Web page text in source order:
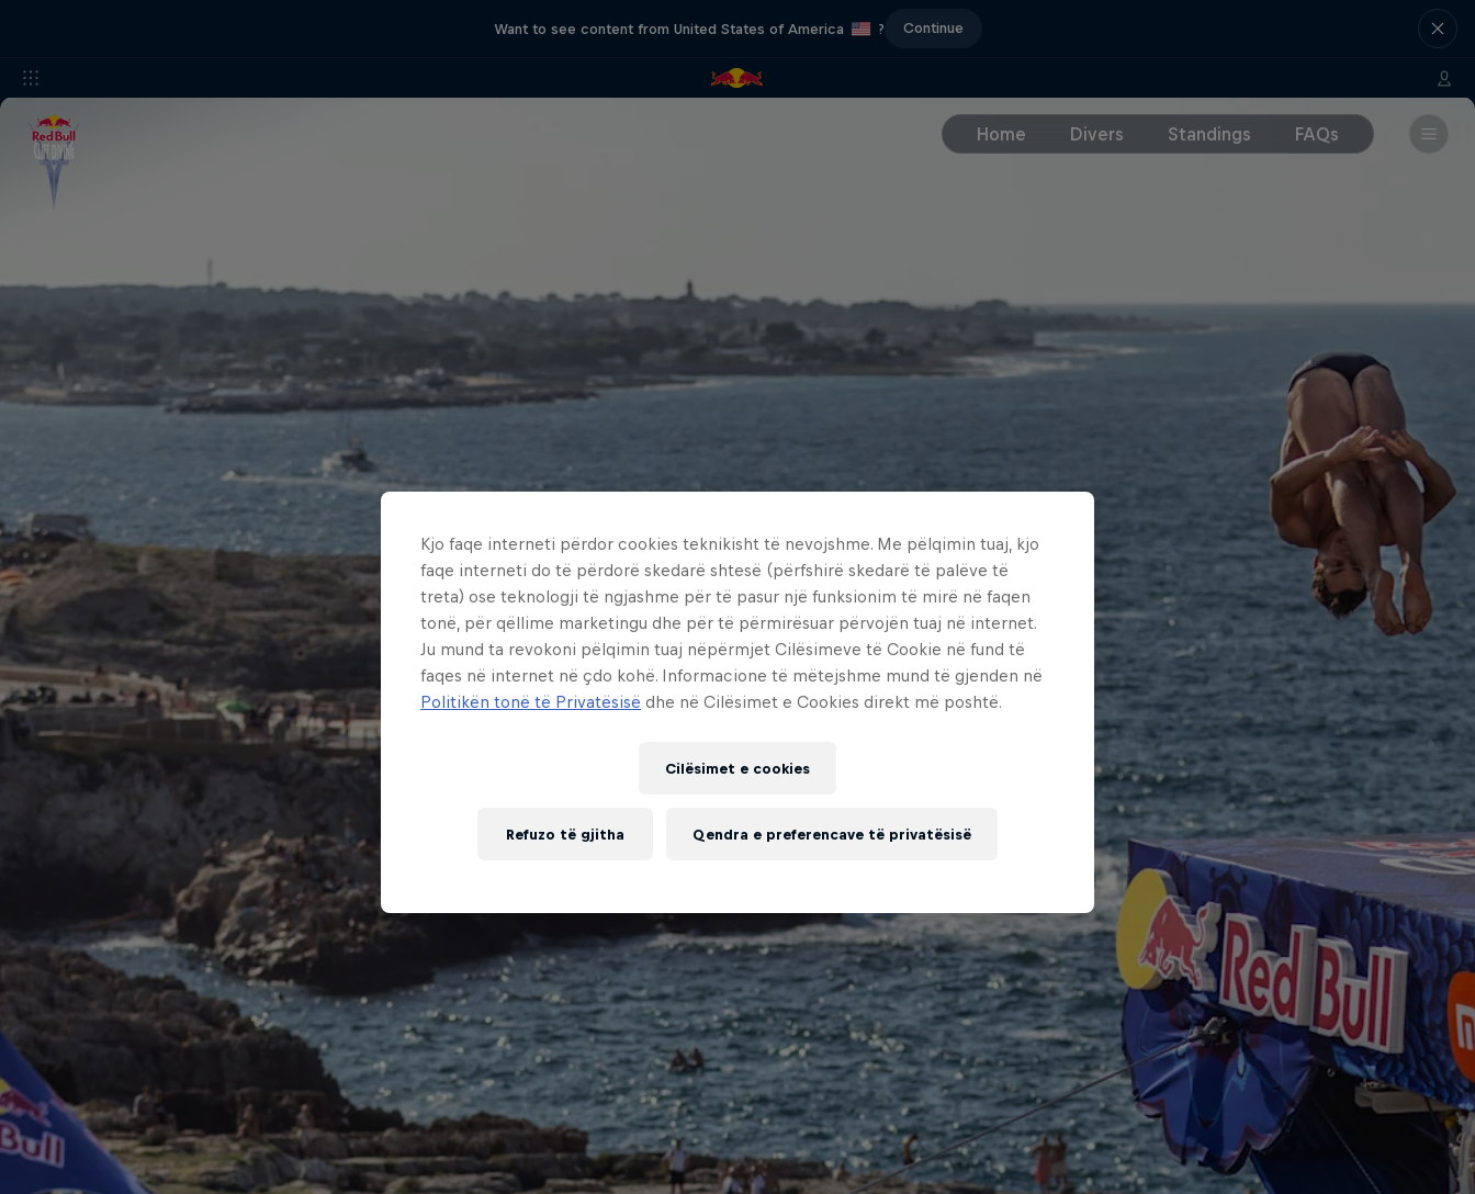
Want to see content from United States of America ? Continue
Home Divers Standings FAQs
Kjo faqe interneti përdor cookies teknikisht të nevojshme. Me pëlqimin tuaj, kjo
faqe interneti do të përdorë skedarë shtesë (përfshirë skedarë të palëve të
treta) ose teknologji të ngjashme për të pasur një funksionim të mirë në faqen
tonë, për qëllime marketingu dhe për të përmirësuar përvojën tuaj në internet.
Ju mund ta revokoni pëlqimin tuaj nëpërmjet Cilësimeve të Cookie në fund të
faqes në internet në çdo kohë. Informacione të mëtejshme mund të gjenden në
Politikën tonë të Privatësisë dhe në Cilësimet e Cookies direkt më poshtë.
Cilësimet e cookies
Refuzo të gjitha Qendra e preferencave të privatësisë